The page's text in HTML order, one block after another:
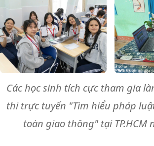
Các học sinh tích cực tham gia
thi trực tuyến "Tìm hiểu pháp
toàn giao thông" tại TP.HCM